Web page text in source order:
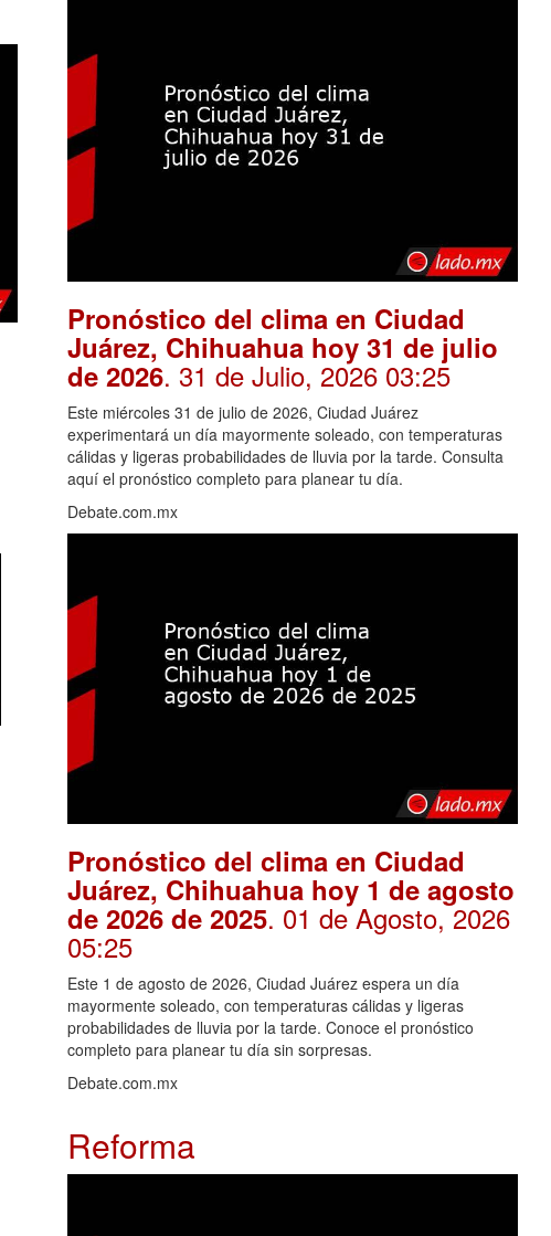
Pronóstico del clima en Ciudad
Juárez, Chihuahua hoy 31 de julio
de 2026. 31 de Julio, 2026 03:25
Este miércoles 31 de julio de 2026, Ciudad Juárez
experimentará un día mayormente soleado, con temperaturas
cálidas y ligeras probabilidades de lluvia por la tarde. Consulta
aquí el pronóstico completo para planear tu día.
Debate.com.mx
Pronóstico del clima en Ciudad
Juárez, Chihuahua hoy 1 de agosto
de 2026 de 2025. 01 de Agosto, 2026
05:25
Este 1 de agosto de 2026, Ciudad Juárez espera un día
mayormente soleado, con temperaturas cálidas y ligeras
probabilidades de lluvia por la tarde. Conoce el pronóstico
completo para planear tu día sin sorpresas.
Debate.com.mx
Reforma